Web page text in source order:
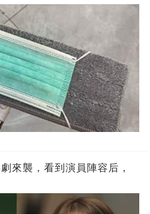
來襲，看到演員陣容后，